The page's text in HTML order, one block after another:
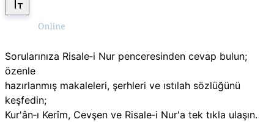
Sorularınıza Risale‑i Nur penceresinden cevap bulun;
özenle
hazırlanmış makaleleri, şerhleri ve ıstılah sözlüğünü
keşfedin;
Kur'ân‑ı Kerîm, Cevşen ve Risale‑i Nur'a tek tıkla ulaşın.